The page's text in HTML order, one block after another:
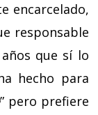
encarcelado,
responsable
que sí lo
hecho para
” pero prefiere